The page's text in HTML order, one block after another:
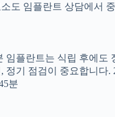
도 임플란트 상담에서
임플란트는 식립 후에
정기 점검이 중요합니다
분